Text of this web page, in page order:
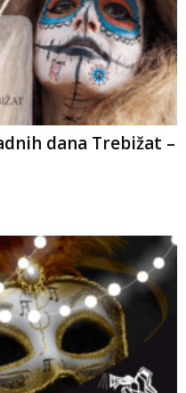
dana Trebižat –